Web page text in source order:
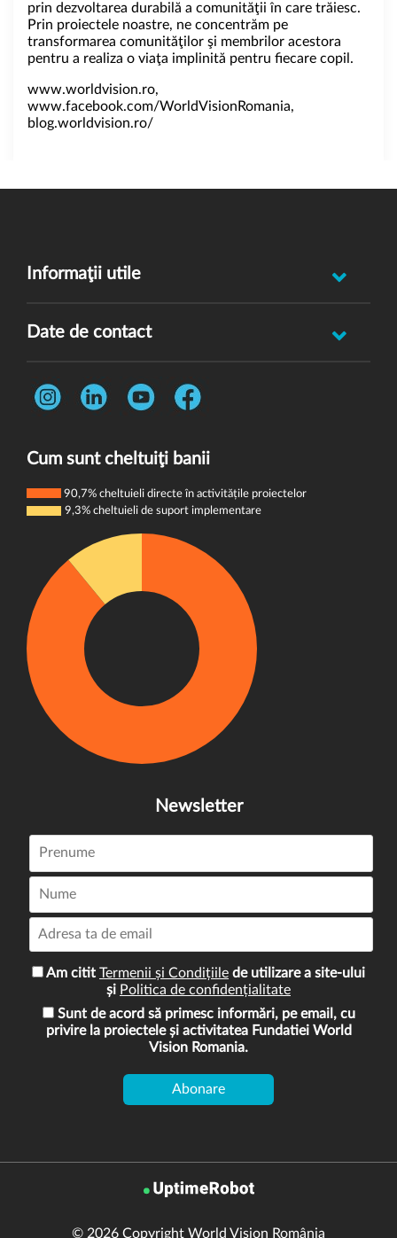
prin dezvoltarea durabilă a comunităţii în care trăiesc.
Prin proiectele noastre, ne concentrăm pe
transformarea comunităţilor şi membrilor acestora
pentru a realiza o viaţa implinită pentru fiecare copil.
www.worldvision.ro,
www.facebook.com/WorldVisionRomania,
blog.worldvision.ro/
Informaţii utile
Întrebări frecvente
Politica de cookie-uri
Date de contact
Str. Rotasului, Nr. 7, Sector 1, Bucuresti, 012167
Telefon:
0731 444 013
Cum sunt cheltuiţi banii
90,7% cheltuieli directe în activitățile proiectelor
9,3% cheltuieli de suport implementare
Newsletter
Am citit Termenii și Condițiile de utilizare a site-ului
și Politica de confidențialitate
Sunt de acord să primesc informări, pe email, cu
privire la proiectele și activitatea Fundatiei World
Vision Romania.
© 2026 Copyright World Vision România